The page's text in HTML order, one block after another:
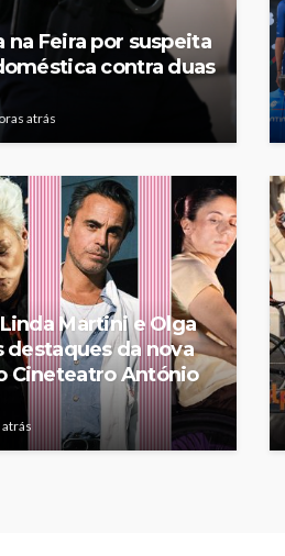
Feira por suspeita
contra duas
atrás
Martini e Olga
destaques da nova
Cineteatro António
atrás